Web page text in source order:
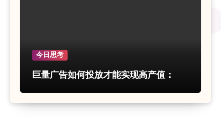
今日思考
巨量广告如何投放才能实现高产值：